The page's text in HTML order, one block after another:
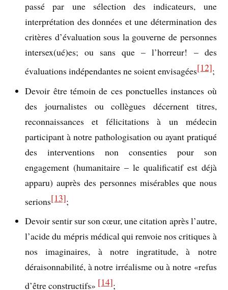
passé par une sélection des indicateurs, une
interprétation des données et une détermination des
critères d’évaluation sous la gouverne de personnes
intersex(ué)es; ou sans que – l’horreur! – des
évaluations indépendantes ne soient envisagées[12];
Devoir être témoin de ces ponctuelles instances où
des journalistes ou collègues décernent titres,
reconnaissances et félicitations à un médecin
participant à notre pathologisation ou ayant pratiqué
des interventions non consenties pour son
engagement (humanitaire – le qualificatif est déjà
apparu) auprès des personnes misérables que nous
serions[13];
Devoir sentir sur son cœur, une citation après l’autre,
l’acide du mépris médical qui renvoie nos critiques à
nos imaginaires, à notre ingratitude, à notre
déraisonnabilité, à notre irréalisme ou à notre «refus
d’être constructifs» [14];